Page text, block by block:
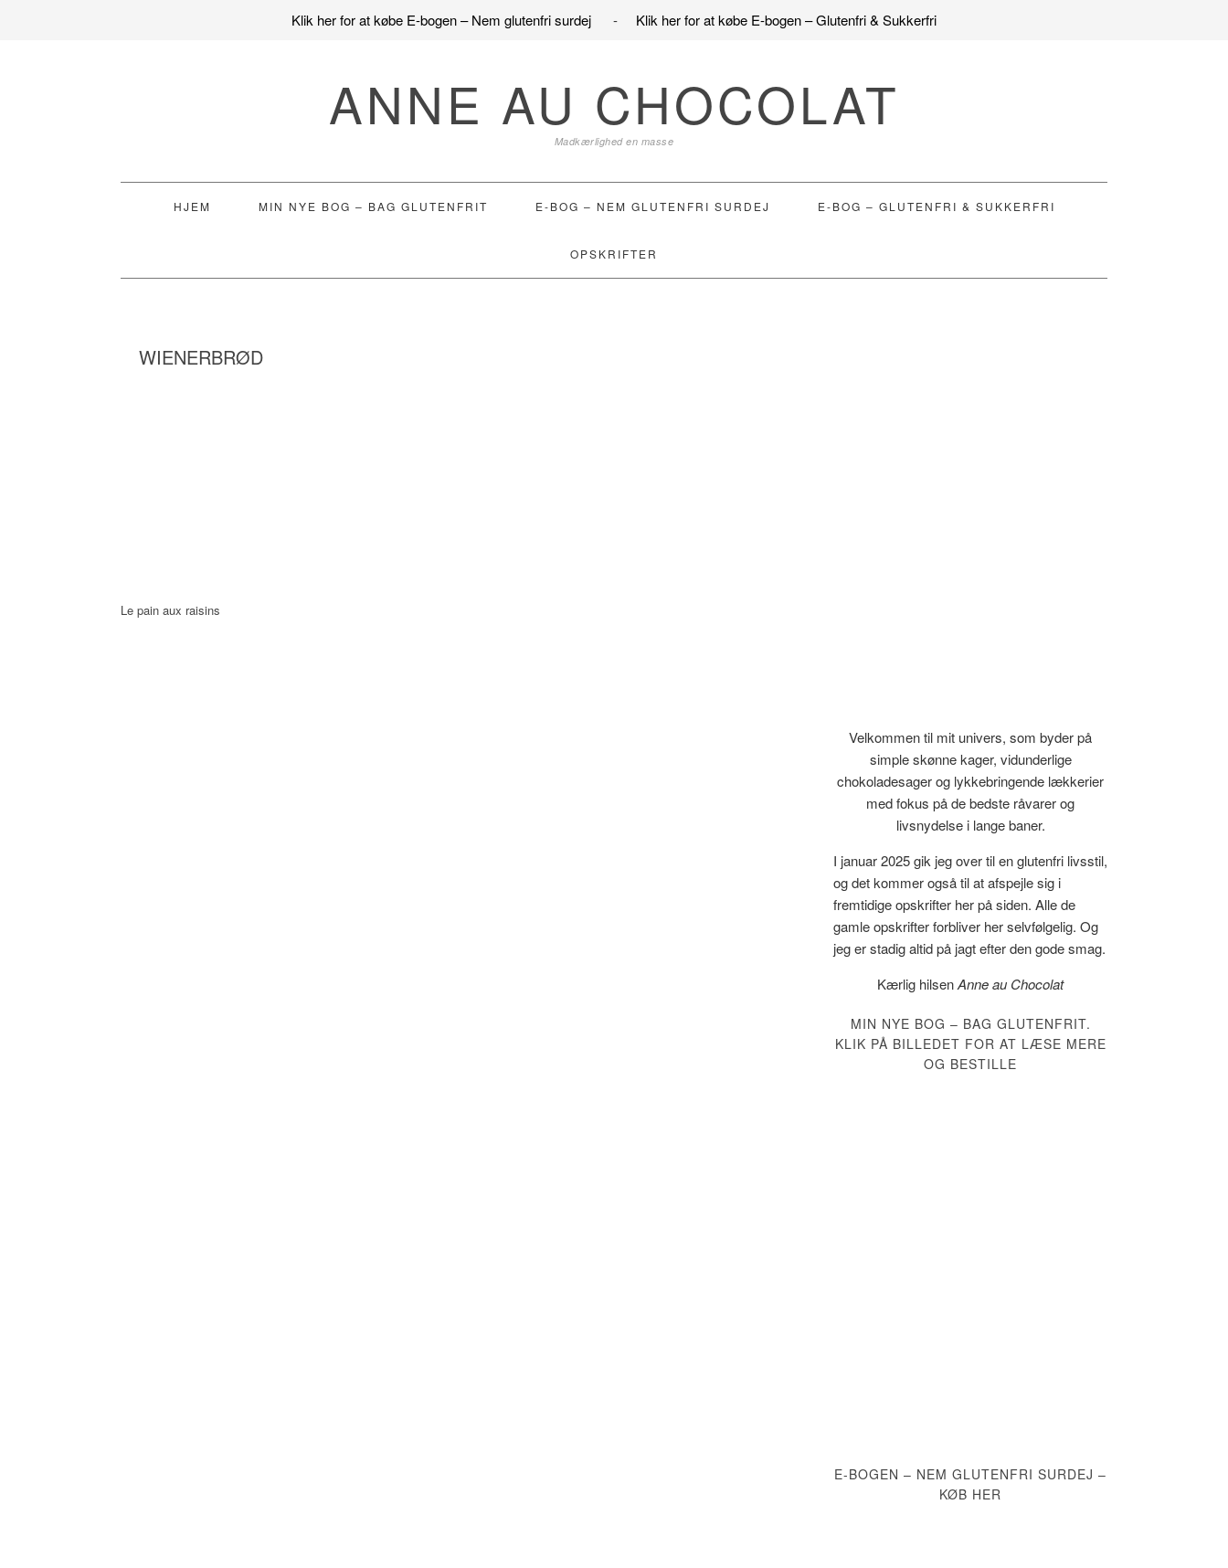
Klik her for at købe E-bogen – Nem glutenfri surdej - Klik her for at købe E-bogen – Glutenfri & Sukkerfri
ANNE AU CHOCOLAT
Madkærlighed en masse
HJEM MIN NYE BOG – BAG GLUTENFRIT E-BOG – NEM GLUTENFRI SURDEJ E-BOG – GLUTENFRI & SUKKERFRI
OPSKRIFTER
WIENERBRØD
Le pain aux raisins
Velkommen til mit univers, som byder på
simple skønne kager, vidunderlige
chokoladesager og lykkebringende lækkerier
med fokus på de bedste råvarer og
livsnydelse i lange baner.
I januar 2025 gik jeg over til en glutenfri livsstil,
og det kommer også til at afspejle sig i
fremtidige opskrifter her på siden. Alle de
gamle opskrifter forbliver her selvfølgelig. Og
jeg er stadig altid på jagt efter den gode smag.
Kærlig hilsenAnne au Chocolat
MIN NYE BOG – BAG GLUTENFRIT.
KLIK PÅ BILLEDET FOR AT LÆSE MERE
OG BESTILLE
E-BOGEN – NEM GLUTENFRI SURDEJ –
KØB HER